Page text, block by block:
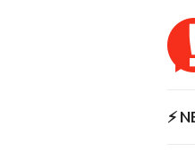
⚡️